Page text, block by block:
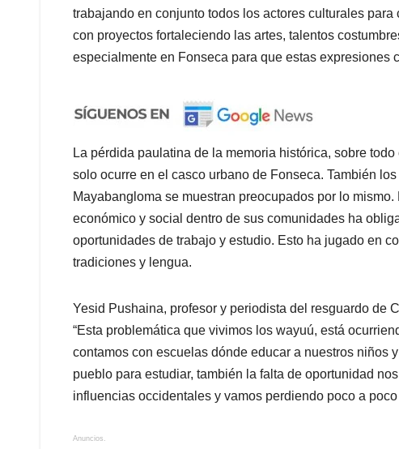
trabajando en conjunto todos los actores culturales
con proyectos fortaleciendo las artes, talentos
especialmente en Fonseca para que estas expresiones
La pérdida paulatina de la memoria histórica, sobre
solo ocurre en el casco urbano de Fonseca. También
Mayabangloma se muestran preocupados por lo
económico y social dentro de sus comunidades ha
oportunidades de trabajo y estudio. Esto ha jugado en
tradiciones y lengua.
Yesid Pushaina, profesor y periodista del resguardo de
“Esta problemática que vivimos los wayuú, está
contamos con escuelas dónde educar a nuestros niños
pueblo para estudiar, también la falta de oportunidad
influencias occidentales y vamos perdiendo poco a poco
Anuncios.